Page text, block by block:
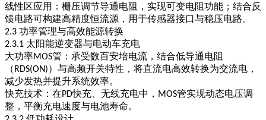
线性区应用 ：栅压调节导通电阻，实现可变电阻功能；结合反
馈电路可构建高精度恒流源，用于传感器接口与稳压电路。
2.3 功率管理与高效能源转换
2.3.1 太阳能逆变器与电动车充电
大功率MOS管 ：承受数百安培电流，结合低导通电阻
（ RDS(ON)）与高频开关特性，将直流电高效转换为交流电，
减少发热并提升系统效率。
快充技术 ：在PD快充、无线充电中， MOS管实现动态电压调
整，平衡充电速度与电池寿命。